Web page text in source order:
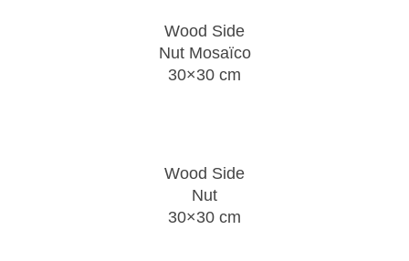
Wood Side
Nut Mosaïco
30×30 cm
Wood Side
Nut
30×30 cm